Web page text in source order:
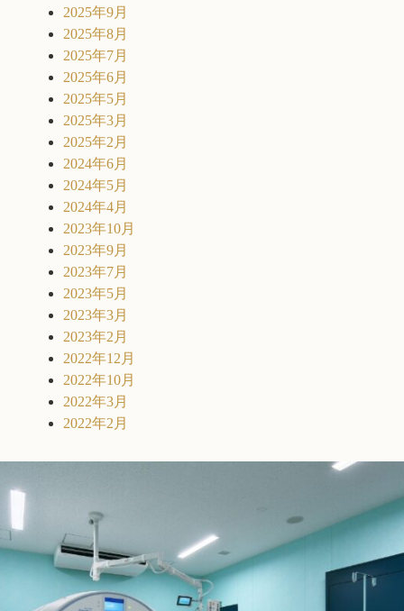
2025年9月
2025年8月
2025年7月
2025年6月
2025年5月
2025年3月
2025年2月
2024年6月
2024年5月
2024年4月
2023年10月
2023年9月
2023年7月
2023年5月
2023年3月
2023年2月
2022年12月
2022年10月
2022年3月
2022年2月